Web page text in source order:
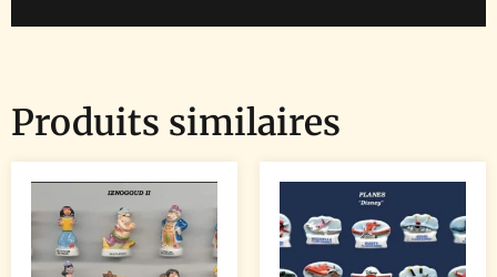
Produits similaires